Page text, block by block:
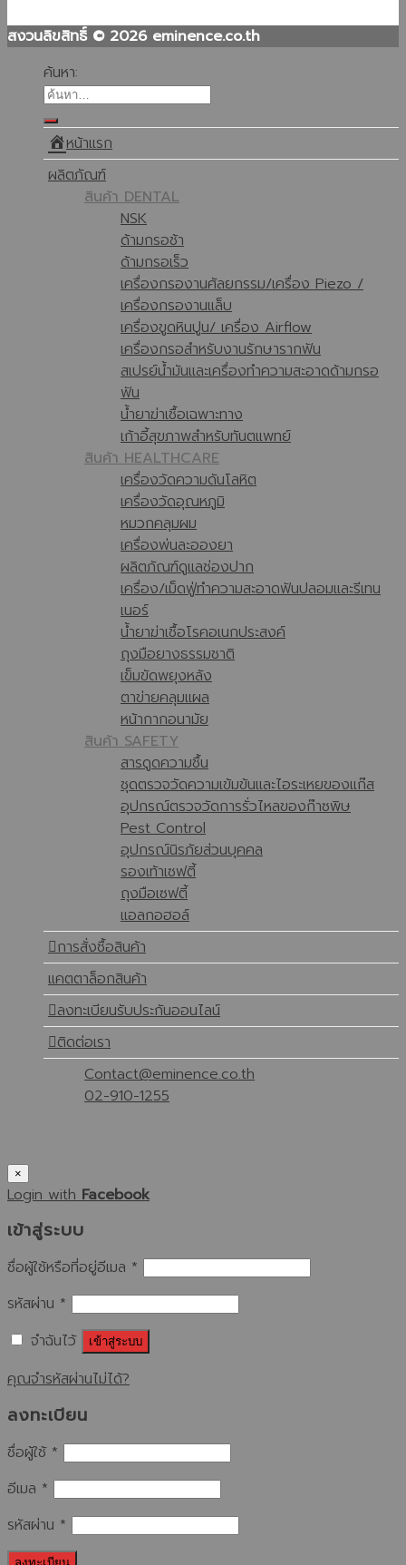
สงวนลิขสิทธิ์ © 2026 eminence.co.th
ค้นหา:
หน้าแรก
ผลิตภัณฑ์
สินค้า DENTAL
NSK
ด้ามกรอช้า
ด้ามกรอเร็ว
เครื่องกรองานศัลยกรรม/เครื่อง Piezo /
เครื่องกรองานแล็บ
เครื่องขูดหินปูน/ เครื่อง Airflow
เครื่องกรอสำหรับงานรักษารากฟัน
สเปรย์น้ำมันและเครื่องทำความสะอาดด้ามกรอ
ฟัน
น้ำยาฆ่าเชื้อเฉพาะทาง
เก้าอี้สุขภาพสำหรับทันตแพทย์
สินค้า HEALTHCARE
เครื่องวัดความดันโลหิต
เครื่องวัดอุณหภูมิ
หมวกคลุมผม
เครื่องพ่นละอองยา
ผลิตภัณฑ์ดูแลช่องปาก
เครื่อง/เม็ดฟู่ทำความสะอาดฟันปลอมและรีเทน
เนอร์
น้ำยาฆ่าเชื้อโรคอเนกประสงค์
ถุงมือยางธรรมชาติ
เข็มขัดพยุงหลัง
ตาข่ายคลุมแผล
หน้ากากอนามัย
สินค้า SAFETY
สารดูดความชื้น
ชุดตรวจวัดความเข้มข้นและไอระเหยของแก๊ส
อุปกรณ์ตรวจวัดการรั่วไหลของก๊าซพิษ
Pest Control
อุปกรณ์นิรภัยส่วนบุคคล
รองเท้าเซฟตี้
ถุงมือเซฟตี้
แอลกอฮอล์
การสั่งซื้อสินค้า
แคตตาล็อกสินค้า
ลงทะเบียนรับประกันออนไลน์
ติดต่อเรา
Contact@eminence.co.th
02-910-1255
×
Login with Facebook
เข้าสู่ระบบ
ชื่อผู้ใช้หรือที่อยู่อีเมล *
รหัสผ่าน *
จำฉันไว้
เข้าสู่ระบบ
คุณจำรหัสผ่านไม่ได้?
ลงทะเบียน
ชื่อผู้ใช้ *
อีเมล *
รหัสผ่าน *
ลงทะเบียน